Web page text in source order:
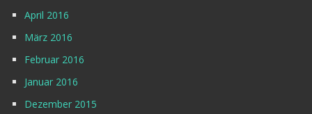
April 2016
März 2016
Februar 2016
Januar 2016
Dezember 2015